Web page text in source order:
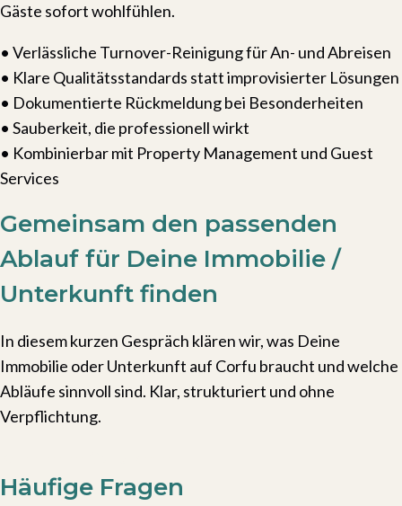
Gäste sofort wohlfühlen.
• Verlässliche Turnover-Reinigung für An- und Abreisen
• Klare Qualitätsstandards statt improvisierter Lösungen
• Dokumentierte Rückmeldung bei Besonderheiten
• Sauberkeit, die professionell wirkt
• Kombinierbar mit Property Management und Guest
Services
Gemeinsam den passenden
Ablauf für Deine Immobilie /
Unterkunft finden
In diesem kurzen Gespräch klären wir, was Deine
Immobilie oder Unterkunft auf Corfu braucht und welche
Abläufe sinnvoll sind. Klar, strukturiert und ohne
Verpflichtung.
Häufige Fragen